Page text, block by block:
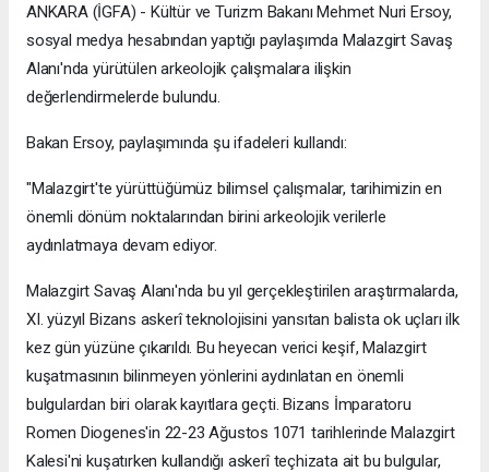
ANKARA (İGFA) - Kültür ve Turizm Bakanı Mehmet Nuri Ersoy,
sosyal medya hesabından yaptığı paylaşımda Malazgirt Savaş
Alanı'nda yürütülen arkeolojik çalışmalara ilişkin
değerlendirmelerde bulundu.
Bakan Ersoy, paylaşımında şu ifadeleri kullandı:
"Malazgirt'te yürüttüğümüz bilimsel çalışmalar, tarihimizin en
önemli dönüm noktalarından birini arkeolojik verilerle
aydınlatmaya devam ediyor.
Malazgirt Savaş Alanı'nda bu yıl gerçekleştirilen araştırmalarda,
XI. yüzyıl Bizans askerî teknolojisini yansıtan balista ok uçları ilk
kez gün yüzüne çıkarıldı. Bu heyecan verici keşif, Malazgirt
kuşatmasının bilinmeyen yönlerini aydınlatan en önemli
bulgulardan biri olarak kayıtlara geçti. Bizans İmparatoru
Romen Diogenes'in 22-23 Ağustos 1071 tarihlerinde Malazgirt
Kalesi'ni kuşatırken kullandığı askerî teçhizata ait bu bulgular,